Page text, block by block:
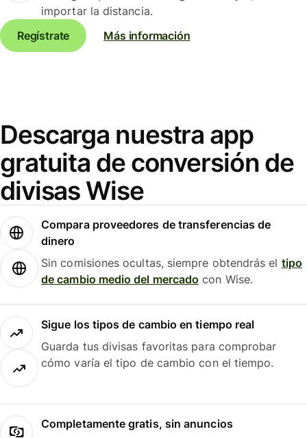
importar la distancia.
Regístrate
Más información
Descarga nuestra app
gratuita de conversión de
divisas Wise
Compara proveedores de transferencias de
dinero
Sin comisiones ocultas, siempre obtendrás el tipo
de cambio medio del mercado con Wise.
Sigue los tipos de cambio en tiempo real
Guarda tus divisas favoritas para comprobar
cómo varía el tipo de cambio con el tiempo.
Completamente gratis, sin anuncios